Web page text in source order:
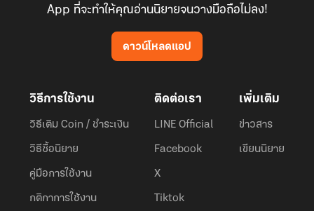
App ที่จะทำให้คุณอ่านนิยายจนวางมือถือไม่ลง!
ดาวน์โหลดแอป
วิธีการใช้งาน
วิธีเติม Coin / ชำระเงิน
วิธีซื้อนิยาย
คู่มือการใช้งาน
กติกาการใช้งาน
ติดต่อเรา
LINE Official
Facebook
X
Tiktok
เพิ่มเติม
ข่าวสาร
เขียนนิยาย